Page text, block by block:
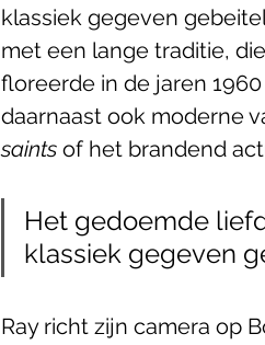
klassiek gegeven
met een lange traditie,
floreerde in de jaren
daarnaast ook moderne
saints of het brandend
Het gedoemde
klassiek gegeven
Ray richt zijn camera op